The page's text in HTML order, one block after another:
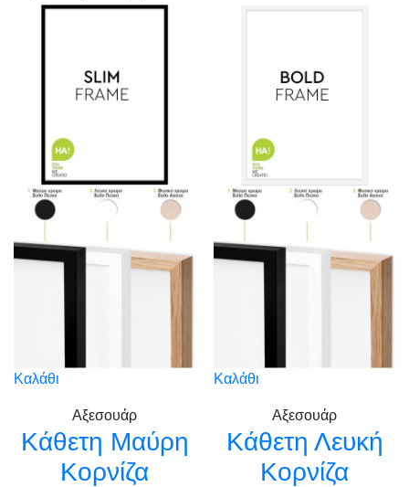
Καλάθι
Αξεσουάρ
Kάθετη Μαύρη
Κορνίζα
Καλάθι
Αξεσουάρ
Κάθετη Λευκή
Κορνίζα